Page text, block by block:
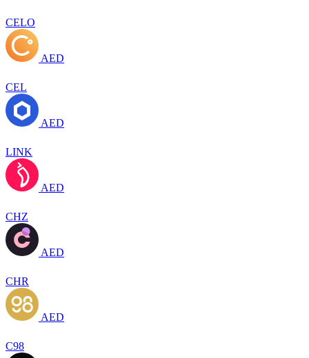
CELO
AED
CEL
AED
LINK
AED
CHZ
AED
CHR
AED
C98